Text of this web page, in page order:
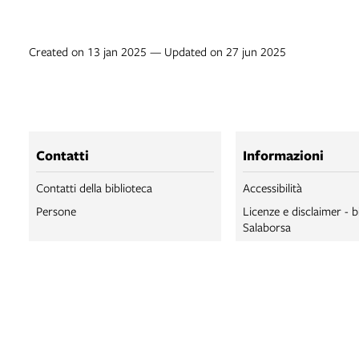
Created on 13 jan 2025 — Updated on 27 jun 2025
Contatti
Contatti della biblioteca
Persone
Informazioni
Accessibilità
Licenze e disclaimer -
Salaborsa